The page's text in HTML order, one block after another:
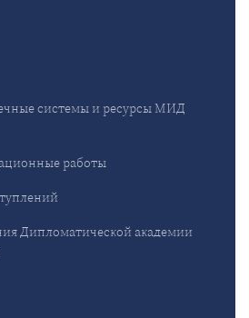
системы и ресурсы МИД
работы
Дипломатической академии